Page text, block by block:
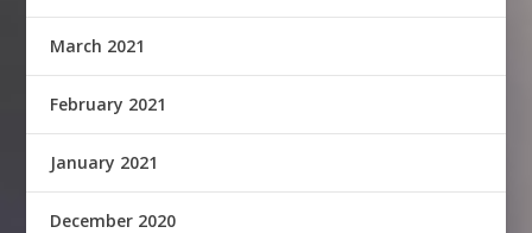
March 2021
February 2021
January 2021
December 2020